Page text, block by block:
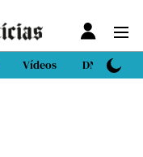
Vídeos DN Sport